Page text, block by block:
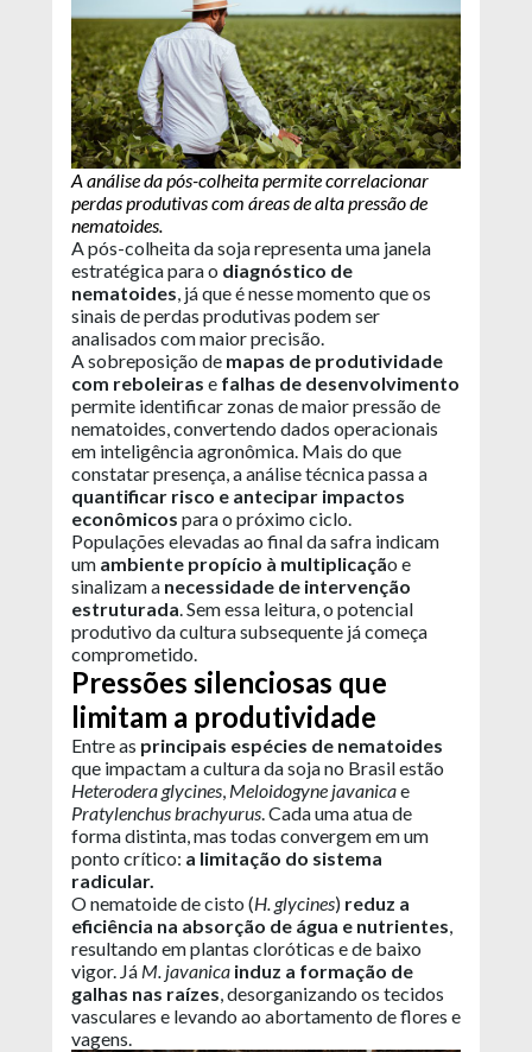
A análise da pós-colheita permite correlacionar
perdas produtivas com áreas de alta pressão de
nematoides.
A pós-colheita da soja representa uma janela
estratégica para o diagnóstico de
nematoides, já que é nesse momento que os
sinais de perdas produtivas podem ser
analisados com maior precisão.
A sobreposição de mapas de produtividade
com reboleiras e falhas de desenvolvimento
permite identificar zonas de maior pressão de
nematoides, convertendo dados operacionais
em inteligência agronômica. Mais do que
constatar presença, a análise técnica passa a
quantificar risco e antecipar impactos
econômicos para o próximo ciclo.
Populações elevadas ao final da safra indicam
um ambiente propício à multiplicação e
sinalizam a necessidade de intervenção
estruturada. Sem essa leitura, o potencial
produtivo da cultura subsequente já começa
comprometido.
Pressões silenciosas que
limitam a produtividade
Entre as principais espécies de nematoides
que impactam a cultura da soja no Brasil estão
Heterodera glycines, Meloidogyne javanicae
Pratylenchus brachyurus. Cada uma atua de
forma distinta, mas todas convergem em um
ponto crítico: a limitação do sistema
radicular.
O nematoide de cisto (H. glycines) reduz a
eficiência na absorção de água e nutrientes,
resultando em plantas cloróticas e de baixo
vigor. Já M. javanica induz a formação de
galhas nas raízes, desorganizando os tecidos
vasculares e levando ao abortamento de flores e
vagens.